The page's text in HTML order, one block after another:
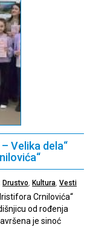
Velika dela“
Drustvo, Kultura, Vesti
Crnilovića“
od rođenja
je sinoć